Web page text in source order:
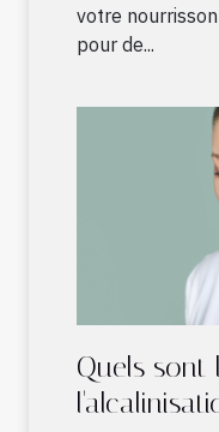
votre
pour de...
Quels sont